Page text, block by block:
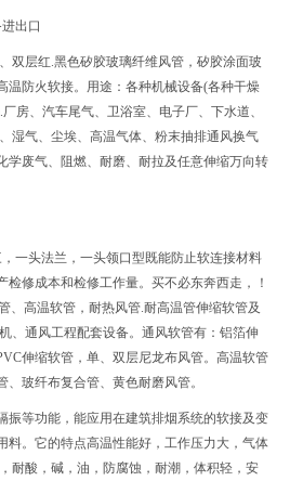
出口
双层红.黑色矽胶玻璃纤维风管，矽胶涂面玻
温防火软接。用途：各种机械设备(各种干燥
房、汽车尾气、卫浴室、电子厂、下水道、
湿气、尘埃、高温气体、粉末抽排通风换气
学废气、阻燃、耐磨、耐拉及任意伸缩万向转
一头法兰，一头领口型既能防止软连接材料
修成本和检修工作量。买不必东奔西走，！
、高温软管，耐热风管.耐高温管伸缩软管及
、通风工程配套设备。通风软管有：铝箔伸
伸缩软管，单、双层尼龙布风管。高温软管
玻纤布复合管、黄色耐磨风管。
振等功能，能应用在建筑排烟系统的软接及变
料。它的特点高温性能好，工作压力大，气体
耐酸，碱，油，防腐蚀，耐潮，体积轻，安